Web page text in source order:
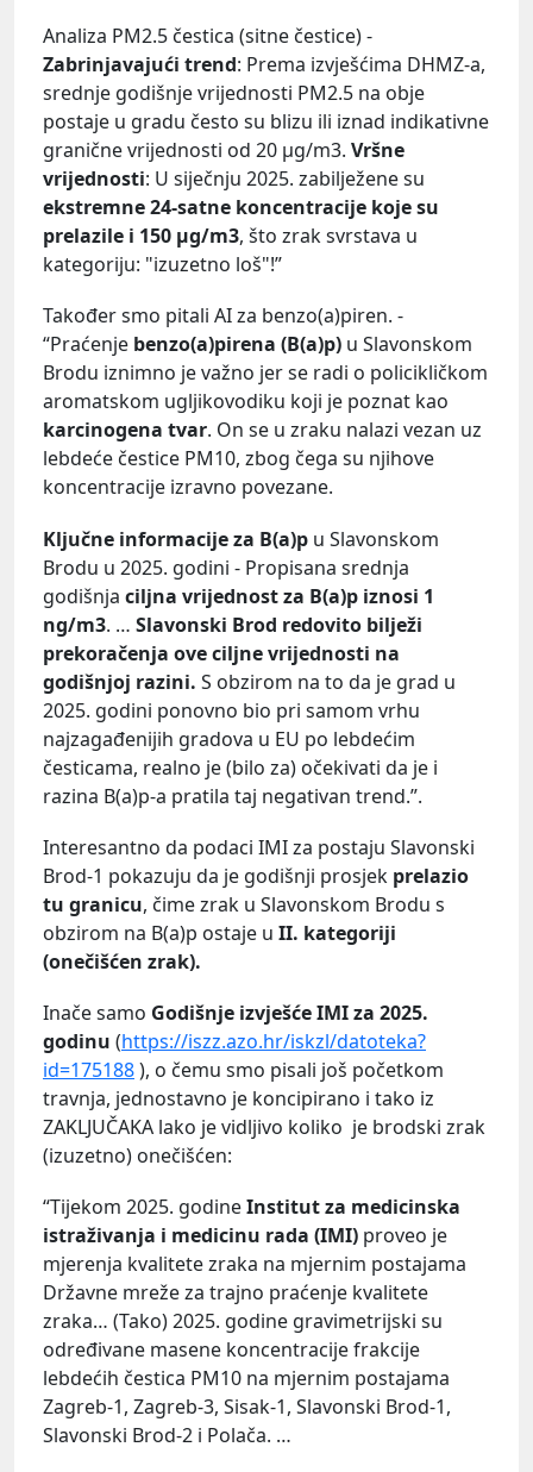
Analiza PM2.5 čestica (sitne čestice) -
Zabrinjavajući trend: Prema izvješćima DHMZ-a,
srednje godišnje vrijednosti PM2.5 na obje
postaje u gradu često su blizu ili iznad indikativne
granične vrijednosti od 20 μg/m3. Vršne
vrijednosti: U siječnju 2025. zabilježene su
ekstremne 24-satne koncentracije koje su
prelazile i 150 μg/m3, što zrak svrstava u
kategoriju: "izuzetno loš"!”
Također smo pitali AI za benzo(a)piren. -
“Praćenje benzo(a)pirena (B(a)p) u Slavonskom
Brodu iznimno je važno jer se radi o policikličkom
aromatskom ugljikovodiku koji je poznat kao
karcinogena tvar. On se u zraku nalazi vezan uz
lebdeće čestice PM10, zbog čega su njihove
koncentracije izravno povezane.
Ključne informacije za B(a)p u Slavonskom
Brodu u 2025. godini - Propisana srednja
godišnja ciljna vrijednost za B(a)p iznosi 1
ng/m3. … Slavonski Brod redovito bilježi
prekoračenja ove ciljne vrijednosti na
godišnjoj razini. S obzirom na to da je grad u
2025. godini ponovno bio pri samom vrhu
najzagađenijih gradova u EU po lebdećim
česticama, realno je (bilo za) očekivati da je i
razina B(a)p-a pratila taj negativan trend.”.
Interesantno da podaci IMI za postaju Slavonski
Brod-1 pokazuju da je godišnji prosjek prelazio
tu granicu, čime zrak u Slavonskom Brodu s
obzirom na B(a)p ostaje u II. kategoriji
(onečišćen zrak).
Inače samo Godišnje izvješće IMI za 2025.
godinu (https://iszz.azo.hr/iskzl/datoteka?
id=175188), o čemu smo pisali još početkom
travnja, jednostavno je koncipirano i tako iz
ZAKLJUČAKA lako je vidljivo koliko je brodski zrak
(izuzetno) onečišćen:
“Tijekom 2025. godineInstitut za medicinska
istraživanja i medicinu rada (IMI) proveo je
mjerenja kvalitete zraka na mjernim postajama
Državne mreže za trajno praćenje kvalitete
zraka… (Tako) 2025. godine gravimetrijski su
određivane masene koncentracije frakcije
lebdećih čestica PM10 na mjernim postajama
Zagreb-1, Zagreb-3, Sisak-1, Slavonski Brod-1,
Slavonski Brod-2 i Polača. …